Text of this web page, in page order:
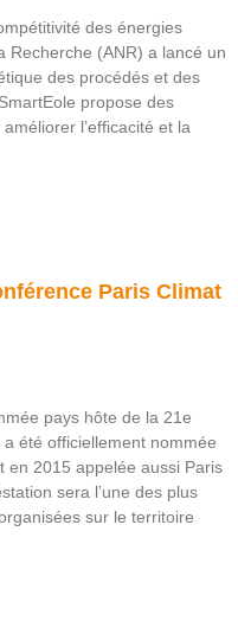
des énergies
Recherche (ANR) a lancé un
des procédés et des
propose des
l’efficacité et la
Paris Climat
pays hôte de la 21e
été officiellement nommée
en 2015 appelée aussi Paris
sera l’une des plus
sur le territoire